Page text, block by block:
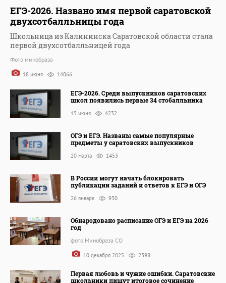
ЕГЭ-2026. Названо имя первой саратовской
двухсотбалльницы года
Школьница из Калининска Саратовской области стала
первой двухсотбалльницей года
Фото минобраза
18 июня 14066
ЕГЭ-2026. Среди выпускников саратовских
школ появились первые 34 стобалльника
15 июня 4232
ОГЭ и ЕГЭ. Названы самые популярные
предметы у саратовских выпускников
20 марта 1453
В России могут начать блокировать
публикации заданий и ответов к ЕГЭ и ОГЭ
26 января 930
Обнародовано расписание ОГЭ и ЕГЭ на 2026
год
фото Минобраза СО
10 декабря 2025 2398
Первая любовь и чужие ошибки. Саратовские
школьники пишут итоговое сочинение